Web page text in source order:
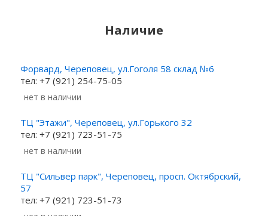
Наличие
Форвард, Череповец, ул.Гоголя 58 склад №6
тел: +7 (921) 254-75-05
Нет в наличии
ТЦ "Этажи", Череповец, ул.Горького 32
тел: +7 (921) 723-51-75
Нет в наличии
ТЦ "Сильвер парк", Череповец, просп. Октябрский,
57
тел: +7 (921) 723-51-73